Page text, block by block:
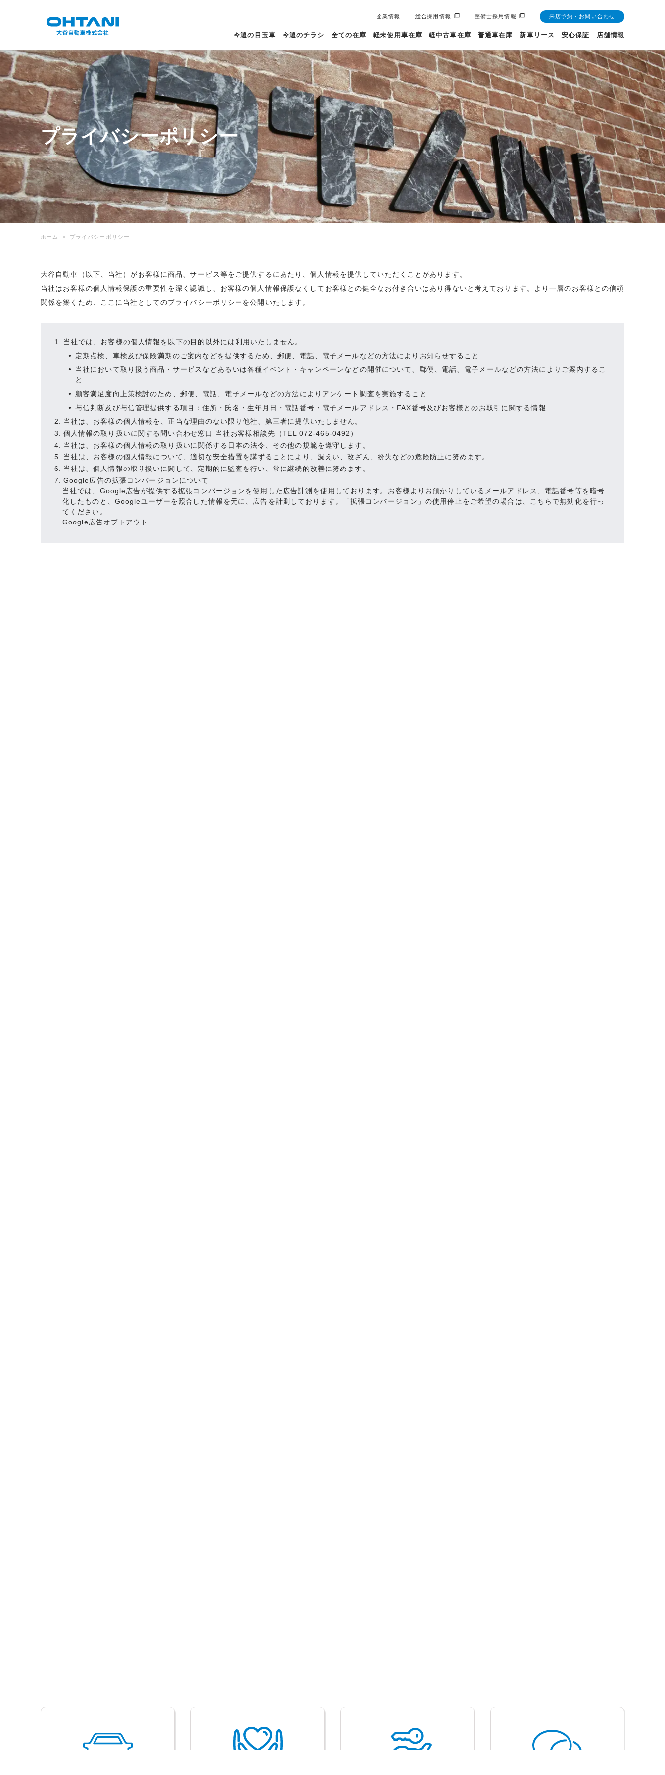
企業情報 総合採用情報 整備士採用情報 来店予約・お問い合わせ
今週の目玉車 今週のチラシ 全ての在庫 軽未使用車在庫 軽中古車在庫 普通車在庫 新車リース 安心保証 店舗情報
プライバシーポリシー
ホーム プライバシーポリシー
大谷自動車（以下、当社）がお客様に商品、サービス等をご提供するにあたり、個人情報を提供していただくことがあります。
当社はお客様の個人情報保護の重要性を深く認識し、お客様の個人情報保護なくしてお客様との健全なお付き合いはあり得ないと考えております。より一層のお客様との信頼
関係を築くため、ここに当社としてのプライバシーポリシーを公開いたします。
当社では、お客様の個人情報を以下の目的以外には利用いたしません。
定期点検、車検及び保険満期のご案内などを提供するため、郵便、電話、電子メールなどの方法によりお知らせすること
当社において取り扱う商品・サービスなどあるいは各種イベント・キャンペーンなどの開催について、郵便、電話、電子メールなどの方法によりご案内するこ
と
顧客満足度向上策検討のため、郵便、電話、電子メールなどの方法によりアンケート調査を実施すること
与信判断及び与信管理提供する項目：住所・氏名・生年月日・電話番号・電子メールアドレス・FAX番号及びお客様とのお取引に関する情報
当社は、お客様の個人情報を、正当な理由のない限り他社、第三者に提供いたしません。
個人情報の取り扱いに関する問い合わせ窓口 当社お客様相談先（TEL 072-465-0492）
当社は、お客様の個人情報の取り扱いに関係する日本の法令、その他の規範を遵守します。
当社は、お客様の個人情報について、適切な安全措置を講ずることにより、漏えい、改ざん、紛失などの危険防止に努めます。
当社は、個人情報の取り扱いに関して、定期的に監査を行い、常に継続的改善に努めます。
Google広告の拡張コンバージョンについて
当社では、Google広告が提供する拡張コンバージョンを使用した広告計測を使用しております。お客様よりお預かりしているメールアドレス、電話番号等を暗号
化したものと、Googleユーザーを照合した情報を元に、広告を計測しております。「拡張コンバージョン」の使用停止をご希望の場合は、こちらで無効化を行っ
てください。
Google広告オプトアウト